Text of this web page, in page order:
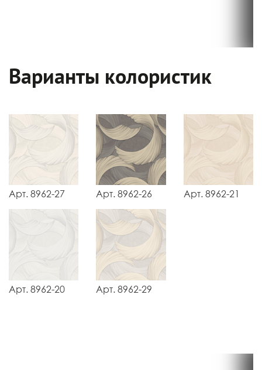
Варианты колористик
Арт. 8962-27 Арт. 8962-26 Арт. 8962-21
Арт. 8962-20 Арт. 8962-29